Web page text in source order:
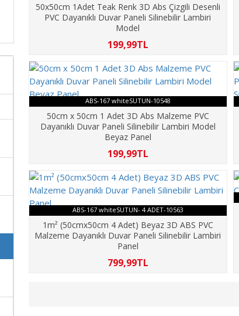
50x50cm 1Adet Teak Renk 3D Abs Çizgili Desenli
PVC Dayanıklı Duvar Paneli Silinebilir Lambiri
Model
199,99TL
ABS-167 whiteSUTUN-10548
50cm x 50cm 1 Adet 3D Abs Malzeme PVC
Dayanıklı Duvar Paneli Silinebilir Lambiri Model
Beyaz Panel
199,99TL
ABS-167 whiteSUTUN- 4 ADET-10563
1m² (50cmx50cm 4 Adet) Beyaz 3D ABS PVC
Malzeme Dayanıklı Duvar Paneli Silinebilir Lambiri
Panel
799,99TL